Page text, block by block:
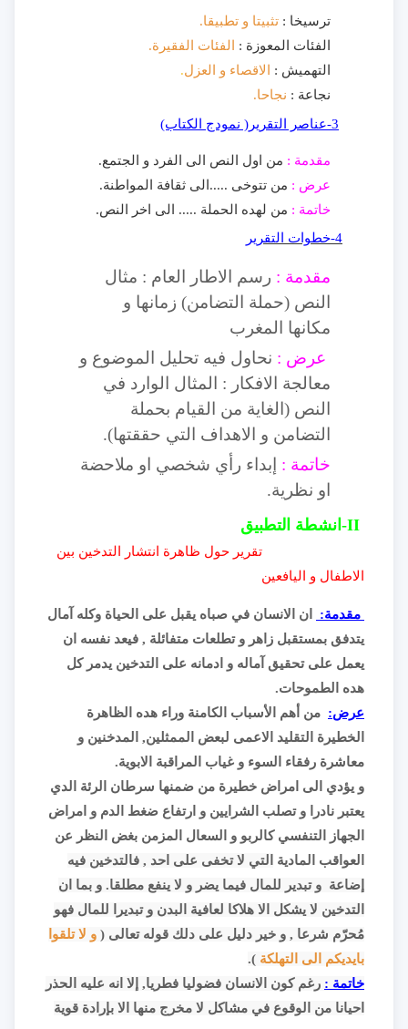
ترسيخا :تثبيتا و تطبيقا.
الفئات المعوزة :
الفئات الفقيرة.
التهميش :
الاقصاء و العزل.
نجاعة : نجاحا.
3-عناصر التقرير( نمودج الكتاب)
مقدمة : من اول النص الى الفرد و الجتمع.
عرض : من تتوخى .....الى ثقافة المواطنة.
خاتمة : من لهده الحملة ..... الى اخر النص.
4-خطوات التقرير
مقدمة : رسم الاطار العام : مثال
النص (حملة التضامن) زمانها و
مكانها المغرب
عرض : نحاول فيه تحليل الموضوع و
معالجة الافكار : المثال الوارد في
النص (الغاية من القيام بحملة
التضامن و الاهداف التي حققتها).
خاتمة : بداء رأي شخصي او ملاحضة
او نظرية.
II-انشطة التطبيق
تقرير حول ظاهرة انتشار التدخين بين
الاطفال و اليافعين
مقدمة:
ان الانسان في صباه يقبل على الحياة وكله آمال
يتدفق بمستقبل زاهر و تطلعات متفائلة , فيعد نفسه ان
يعمل على تحقيق آماله و ادمانه على التدخين يدمر كل
هده الطموحات.
عرض: من أهم الأسباب الكامنة وراء هده الظاهرة
الخطيرة التقليد الاعمى لبعض الممثلين, المدخنين و
معاشرة رفقاء السوء و غياب المراقبة الابوية.
و يؤدي الى امراض خطيرة من ضمنها سرطان الرئة الدي
يعتبر نادرا و تصلب الشرايين و ارتفاع ضغط الدم و امراض
الجهاز التنفسي كالربو و السعال المزمن بغض النظر عن
العواقب المادية
التي لا تخفى على احد , فالتدخين فيه
إضاعة و تبدير للمال فيما يضر و لا ينفع مطلقا. و بما ان
التدخين لا يشكل الا هلاكا لعافية البدن و تبديرا للمال فهو
مُحرّم شرعا , و خير دليل على دلك قوله تعالى ( و لا تلقوا
بايديكم الى التهلكة ).
خاتمة : رغم كون الانسان فضوليا فطريا, إلا انه عليه الحذر
احيانا من الوقوع في مشاكل لا مخرج منها الا بإرادة قوية